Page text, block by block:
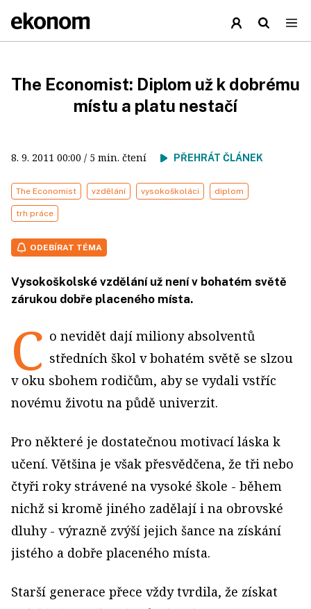
The Economist: Diplom už k dobrému
místu a platu nestačí
8. 9. 2011 00:00 / 5 min. čtení PŘEHRÁT ČLÁNEK
The Economist vzdělání vysokoškoláci diplom
trh práce
ODEBÍRAT TÉMA
Vysokoškolské vzdělání už není v bohatém světě
zárukou dobře placeného místa.
C o nevidět dají miliony absolventů
středních škol v bohatém světě se slzou
v oku sbohem rodičům, aby se vydali vstříc
novému životu na půdě univerzit.
Pro některé je dostatečnou motivací láska k
učení. Většina je však přesvědčena, že tři nebo
čtyři roky strávené na vysoké škole - během
nichž si kromě jiného zadělají i na obrovské
dluhy - výrazně zvýší jejich šance na získání
jistého a dobře placeného místa.
Starší generace přece vždy tvrdila, že získat